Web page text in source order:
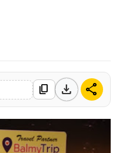
content_copy download share